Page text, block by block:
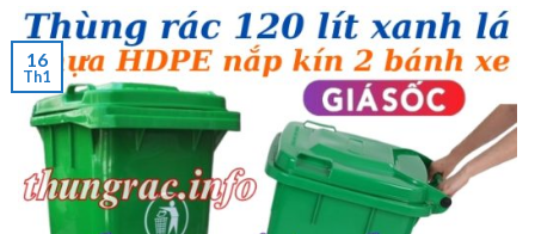
16
Th1